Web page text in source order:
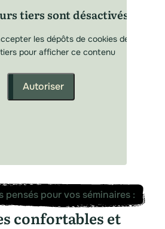
tiers sont désactivés
les dépôts de cookies des
pour afficher ce contenu
Autoriser
pensés pour vos séminaires:
confortables et